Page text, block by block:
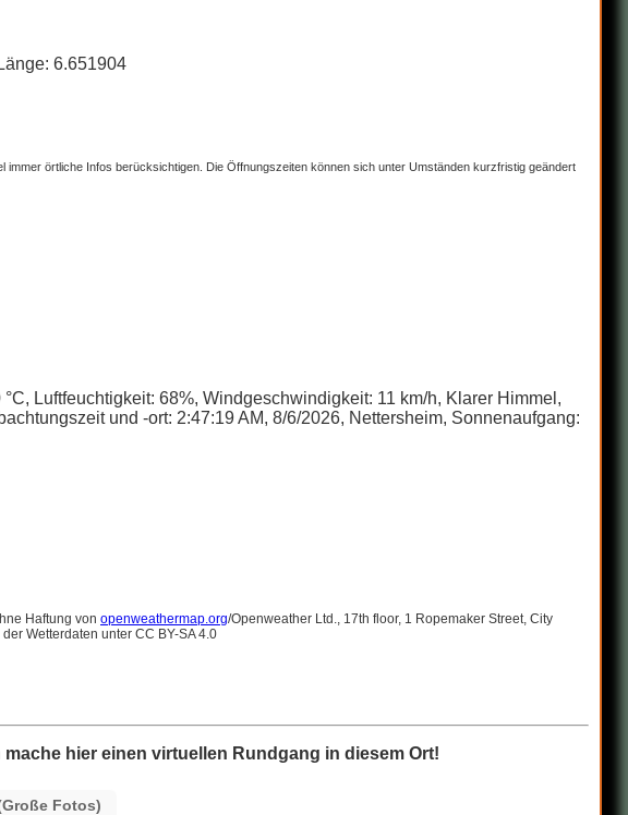
6.651904
immer örtliche Infos berücksichtigen. Die Öffnungszeiten können sich unter Umständen kurzfristig geändert
Luftfeuchtigkeit: 68%, Windgeschwindigkeit: 11 km/h, Klarer Himmel,
und -ort: 2:47:19 AM, 8/6/2026, Nettersheim, Sonnenaufgang:
Haftung von openweathermap.org/Openweather Ltd., 17th floor, 1 Ropemaker Street, City
Wetterdaten unter CC BY-SA 4.0
hier einen virtuellen Rundgang in diesem Ort!
Fotos)